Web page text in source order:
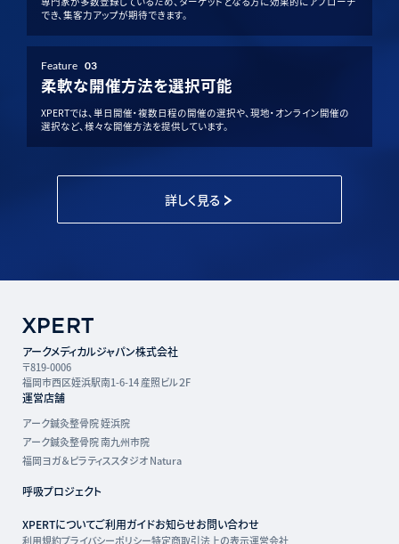
でき、集客力アップが期待できます。
Feature 03
柔軟な開催方法を選択可能
XPERTでは、単日開催・複数日程の開催の選択や、現地・オンライン開催の
選択など、様々な開催方法を提供しています。
詳しく見る
アークメディカルジャパン株式会社
〒819-0006
福岡市西区姪浜駅南1-6-14 産照ビル２F
運営店舗
アーク鍼灸整骨院 姪浜院
アーク鍼灸整骨院 南九州市院
福岡ヨガ＆ピラティススタジオ Natura
呼吸プロジェクト
XPERTについてご利用ガイドお知らせお問い合わせ
利用規約プライバシーポリシー特定商取引法上の表示運営会社